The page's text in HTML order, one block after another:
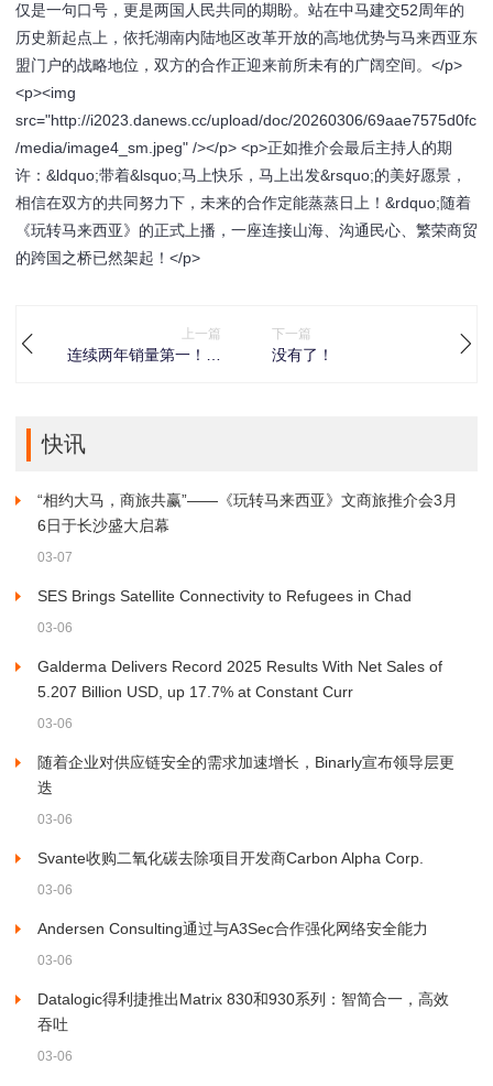
仅是一句口号，更是两国人民共同的期盼。站在中马建交52周年的
历史新起点上，依托湖南内陆地区改革开放的高地优势与马来西亚东
盟门户的战略地位，双方的合作正迎来前所未有的广阔空间。</p>
<p><img
src="http://i2023.danews.cc/upload/doc/20260306/69aae7575d0fc
/media/image4_sm.jpeg" /></p> <p>正如推介会最后主持人的期
许：&ldquo;带着&lsquo;马上快乐，马上出发&rsquo;的美好愿景，
相信在双方的共同努力下，未来的合作定能蒸蒸日上！&rdquo;随着
《玩转马来西亚》的正式上播，一座连接山海、沟通民心、繁荣商贸
的跨国之桥已然架起！</p>
上一篇
连续两年销量第一！王
下一篇
没有了！
快讯
“相约大马，商旅共赢”——《玩转马来西亚》文商旅推介会3月
6日于长沙盛大启幕
03-07
SES Brings Satellite Connectivity to Refugees in Chad
03-06
Galderma Delivers Record 2025 Results With Net Sales of
5.207 Billion USD, up 17.7% at Constant Curr
03-06
随着企业对供应链安全的需求加速增长，Binarly宣布领导层更
迭
03-06
Svante收购二氧化碳去除项目开发商Carbon Alpha Corp.
03-06
Andersen Consulting通过与A3Sec合作强化网络安全能力
03-06
Datalogic得利捷推出Matrix 830和930系列：智简合一，高效
吞吐
03-06